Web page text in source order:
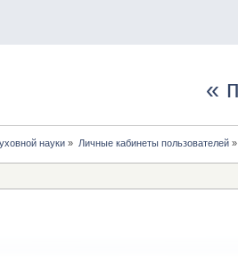
«
науки » Личные кабинеты пользователей»